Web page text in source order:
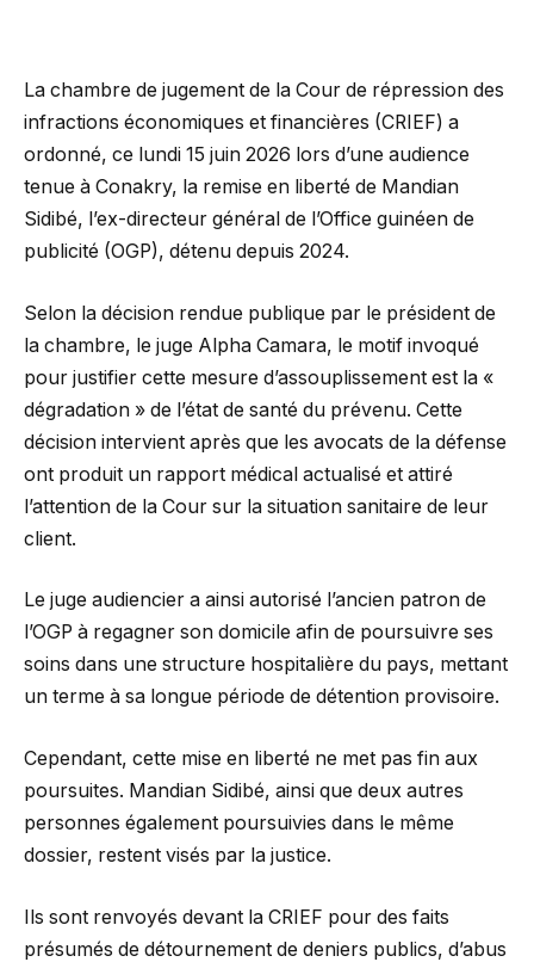
La chambre de jugement de la Cour de répression des
infractions économiques et financières (CRIEF) a
ordonné, ce lundi 15 juin 2026 lors d’une audience
tenue à Conakry, la remise en liberté de Mandian
Sidibé, l’ex-directeur général de l’Office guinéen de
publicité (OGP), détenu depuis 2024.
Selon la décision rendue publique par le président de
la chambre, le juge Alpha Camara, le motif invoqué
pour justifier cette mesure d’assouplissement est la «
dégradation » de l’état de santé du prévenu. Cette
décision intervient après que les avocats de la défense
ont produit un rapport médical actualisé et attiré
l’attention de la Cour sur la situation sanitaire de leur
client.
Le juge audiencier a ainsi autorisé l’ancien patron de
l’OGP à regagner son domicile afin de poursuivre ses
soins dans une structure hospitalière du pays, mettant
un terme à sa longue période de détention provisoire.
Cependant, cette mise en liberté ne met pas fin aux
poursuites. Mandian Sidibé, ainsi que deux autres
personnes également poursuivies dans le même
dossier, restent visés par la justice.
Ils sont renvoyés devant la CRIEF pour des faits
présumés de détournement de deniers publics, d’abus